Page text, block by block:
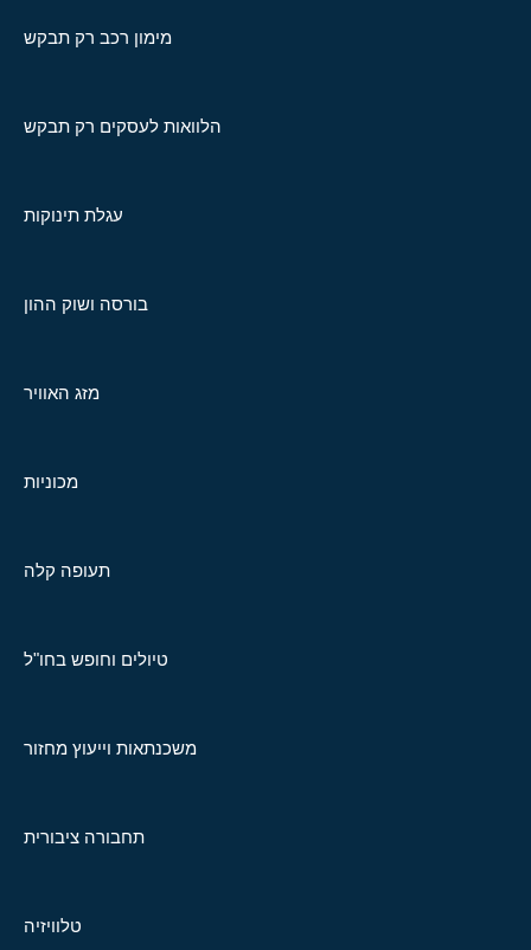
מימון רכב רק תבקש
הלוואות לעסקים רק תבקש
עגלת תינוקות
בורסה ושוק ההון
מזג האוויר
מכוניות
תעופה קלה
טיולים וחופש בחו"ל
משכנתאות וייעוץ מחזור
תחבורה ציבורית
טלוויזיה